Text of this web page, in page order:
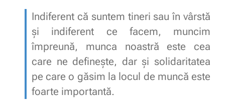
Indiferent că suntem tineri sau în vârstă
și indiferent ce facem, muncim
împreună, munca noastră este cea
care ne definește, dar și solidaritatea
pe care o găsim la locul de muncă este
foarte importantă.